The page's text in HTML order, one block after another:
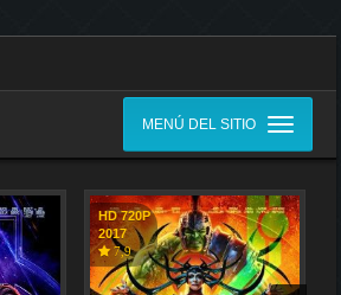
MENÚ DEL SITIO
HD 720P
2017
7,9